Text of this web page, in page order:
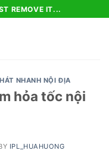
REMOVE IT...
NHANH NỘI ĐỊA
hỏa tốc nội
IPL_HUAHUONG